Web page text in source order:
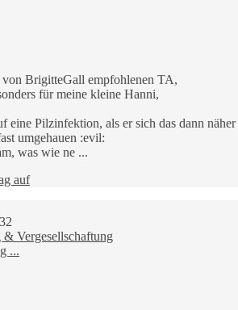
BrigitteGall empfohlenen TA,
für meine kleine Hanni,
eine Pilzinfektion, als er sich das dann näher
umgehauen :evil:
was wie ne ...
auf
Vergesellschaftung
...